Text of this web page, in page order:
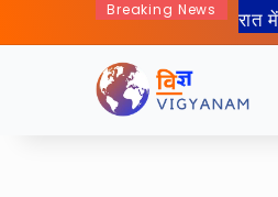
Breaking News रात